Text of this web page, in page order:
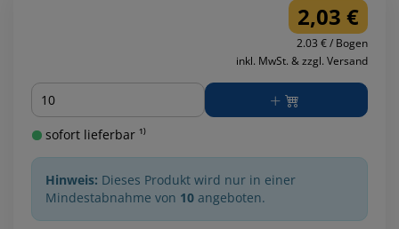
2,03 €
2.03 € / Bogen
inkl. MwSt. & zzgl. Versand
Menge
sofort lieferbar ¹⁾
Hinweis: Dieses Produkt wird nur in einer
Mindestabnahme von 10 angeboten.